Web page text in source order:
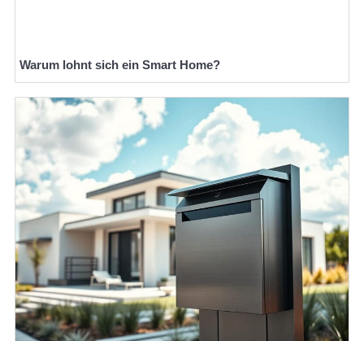
Warum lohnt sich ein Smart Home?